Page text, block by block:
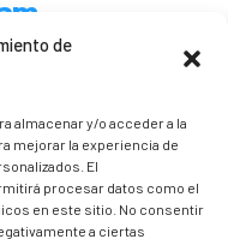
de
almacenar y/o acceder a la
mejorar la experiencia de
El
procesar datos como el
en este sitio. No consentir
a ciertas
tienda de productos ECO
en